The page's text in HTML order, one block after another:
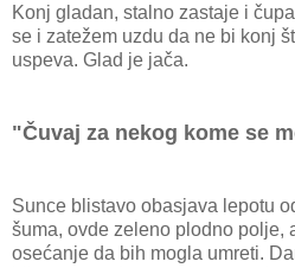
Konj gladan, stalno zastaje i
se i zatežem uzdu da ne bi konj
uspeva. Glad je jača.
"Čuvaj za nekog kome se
Sunce blistavo obasjava lepotu
šuma, ovde zeleno plodno polje,
osećanje da bih mogla umreti.